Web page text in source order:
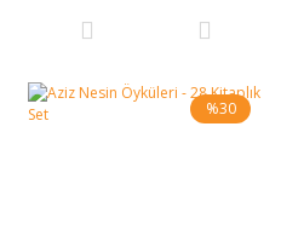
%30